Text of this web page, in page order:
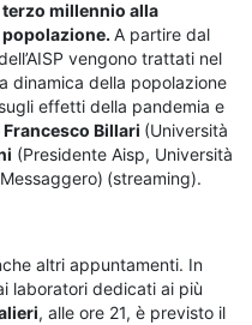
terzo millennio alla
popolazione.A partire dal
vengono trattati nel
dinamica della popolazione
effetti della pandemia e
Francesco Billari (Università
(Presidente Aisp, Università
(streaming).
altri appuntamenti. In
laboratori dedicati ai più
, alle ore 21, è previsto il